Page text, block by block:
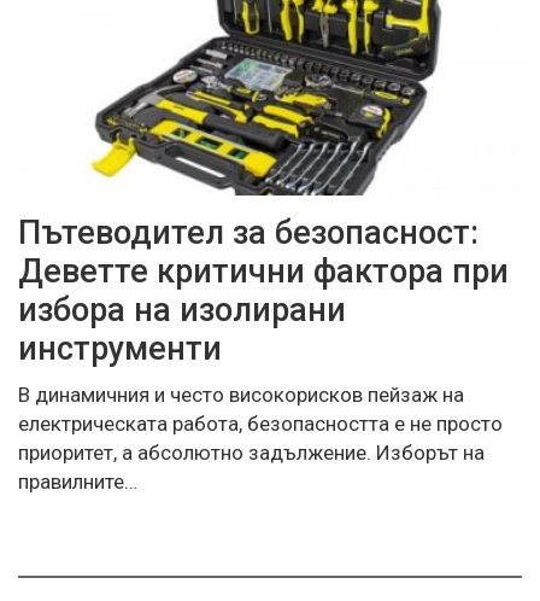
Пътеводител за безопасност:
Деветте критични фактора при
избора на изолирани
инструменти
В динамичния и често високорисков пейзаж на
електрическата работа, безопасността е не просто
приоритет, а абсолютно задължение. Изборът на
правилните…